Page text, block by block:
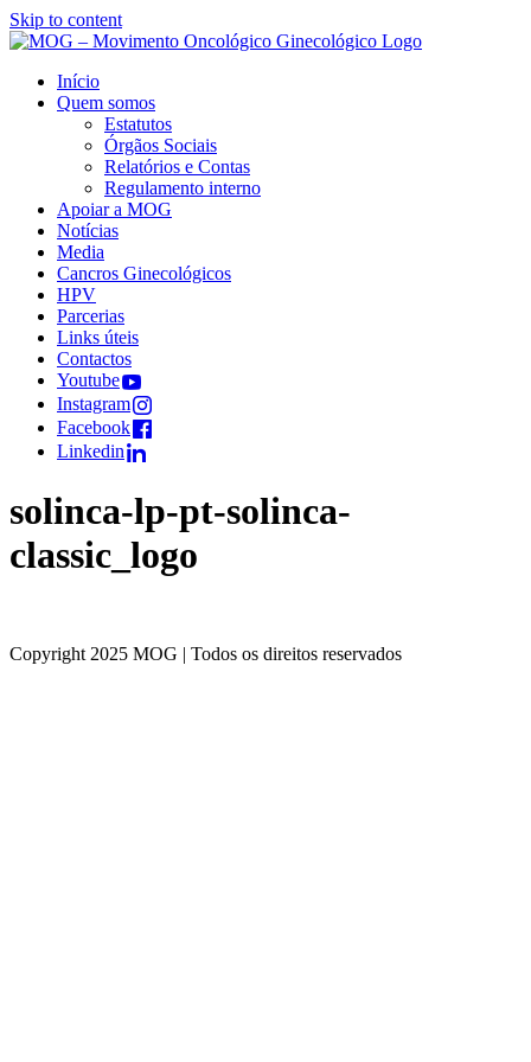
Skip to content
Início
Quem somos
Estatutos
Órgãos Sociais
Relatórios e Contas
Regulamento interno
Apoiar a MOG
Notícias
Media
Cancros Ginecológicos
HPV
Parcerias
Links úteis
Contactos
Youtube
Instagram
Facebook
Linkedin
solinca-lp-pt-solinca-
classic_logo
Copyright 2025 MOG | Todos os direitos reservados